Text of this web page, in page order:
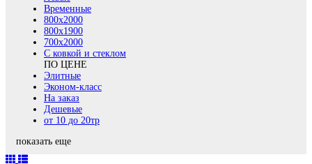
Временные
800х2000
800x1900
700x2000
С ковкой и стеклом
ПО ЦЕНЕ
Элитные
Эконом-класс
На заказ
Дешевые
от 10 до 20тр
показать еще